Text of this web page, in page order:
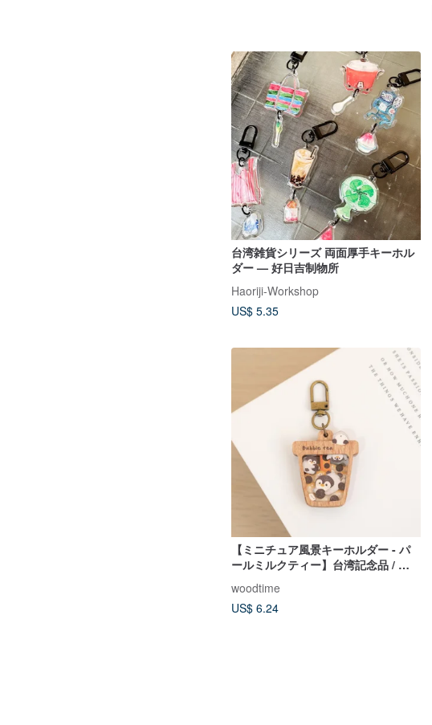
台湾雑貨シリーズ 両面厚手キーホル
ダー — 好日吉制物所
Haoriji-Workshop
US$ 5.35
【ミニチュア風景キーホルダー - パ
ールミルクティー】台湾記念品 / チ
woodtime
US$ 6.24